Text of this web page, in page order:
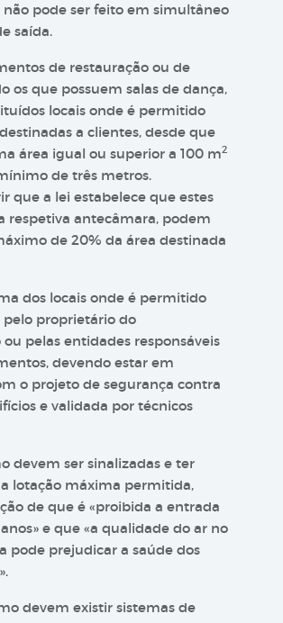
pode ser feito em simultâneo
saída.
de restauração ou de
os que possuem salas de dança,
locais onde é permitido
a clientes, desde que
área igual ou superior a 100 m2
de três metros.
que a lei estabelece que estes
respetiva antecâmara, podem
de 20% da área destinada
dos locais onde é permitido
proprietário do
pelas entidades responsáveis
devendo estar em
o projeto de segurança contra
e validada por técnicos
devem ser sinalizadas e ter
lotação máxima permitida,
de que é «proibida a entrada
e que «a qualidade do ar no
pode prejudicar a saúde dos
devem existir sistemas de